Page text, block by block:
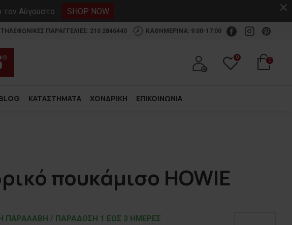
τον Αύγουστο SHOP NOW
ΤΗΛΕΦΩΝΙΚΕΣ ΠΑΡΑΓΓΕΛΙΕΣ: 210 2846440 ΚΑΘΗΜΕΡΙΝΑ: 9:00-17:00
0 0
ΚΑΤΑΣΤΗΜΑΤΑ ΧΟΝΔΡΙΚΗ ΕΠΙΚΟΙΝΩΝΙΑ
πουκάμισο HOWIE
ΠΑΡΑΛΑΒΗ / ΠΑΡΑΔOΣΗ 1 ΕΩΣ 3 ΗΜΕΡΕΣ